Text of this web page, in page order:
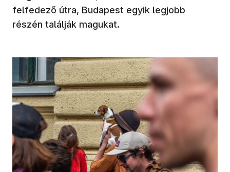
felfedező útra, Budapest egyik legjobb
részén találják magukat.